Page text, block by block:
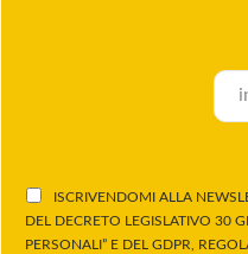
ISCRIVENDOMI ALLA
DEL DECRETO LEGISLATIVO 30
PERSONALI” E DEL GDPR,